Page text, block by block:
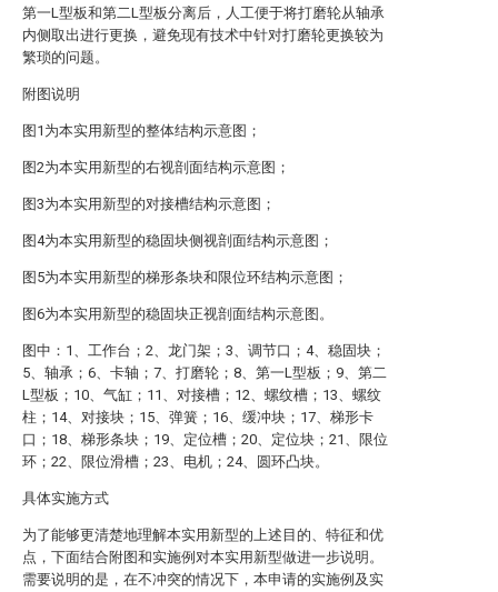
第一L型板和第二L型板分离后，人工便于将打磨轮从轴承
内侧取出进行更换，避免现有技术中针对打磨轮更换较为
繁琐的问题。
附图说明
图1为本实用新型的整体结构示意图；
图2为本实用新型的右视剖面结构示意图；
图3为本实用新型的对接槽结构示意图；
图4为本实用新型的稳固块侧视剖面结构示意图；
图5为本实用新型的梯形条块和限位环结构示意图；
图6为本实用新型的稳固块正视剖面结构示意图。
图中：1、工作台；2、龙门架；3、调节口；4、稳固块；
5、轴承；6、卡轴；7、打磨轮；8、第一L型板；9、第二
L型板；10、气缸；11、对接槽；12、螺纹槽；13、螺纹
柱；14、对接块；15、弹簧；16、缓冲块；17、梯形卡
口；18、梯形条块；19、定位槽；20、定位块；21、限位
环；22、限位滑槽；23、电机；24、圆环凸块。
具体实施方式
为了能够更清楚地理解本实用新型的上述目的、特征和优
点，下面结合附图和实施例对本实用新型做进一步说明。
需要说明的是，在不冲突的情况下，本申请的实施例及实